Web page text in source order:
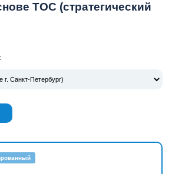
ТОС (стратегический